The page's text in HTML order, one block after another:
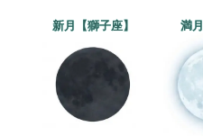
新月【獅子座】 満